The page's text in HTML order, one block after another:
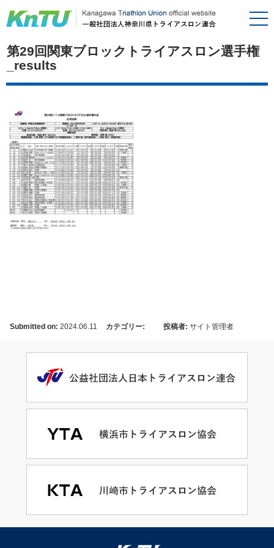
第29回関東ブロックトライアスロン選手権
_results
Submitted on: 2024.06.11 カテゴリー: 投稿者: サイト管理者